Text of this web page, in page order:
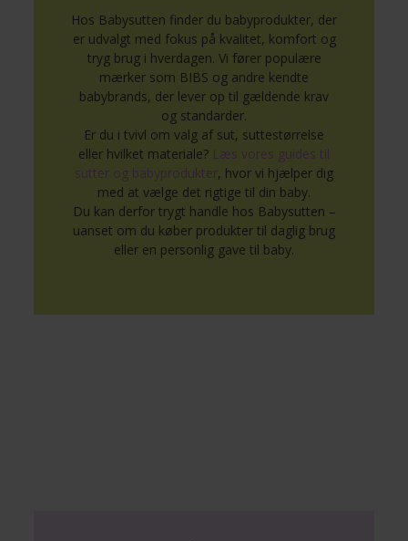
Hos Babysutten finder du babyprodukter, der
er udvalgt med fokus på kvalitet, komfort og
tryg brug i hverdagen. Vi fører populære
mærker som BIBS og andre kendte
babybrands, der lever op til gældende krav
og standarder.
Er du i tvivl om valg af sut, suttestørrelse
eller hvilket materiale? Læs vores guides til
sutter og babyprodukter, hvor vi hjælper dig
med at vælge det rigtige til din baby.
Du kan derfor trygt handle hos Babysutten –
uanset om du køber produkter til daglig brug
eller en personlig gave til baby.